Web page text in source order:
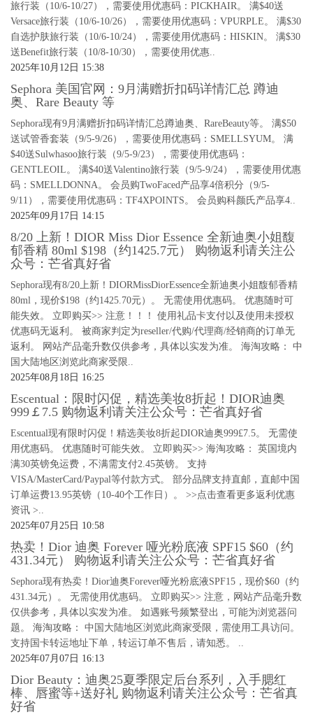
旅行装（10/6-10/27），需要使用优惠码：PICKHAIR。 满$40送
Versace旅行装（10/6-10/26），需要使用优惠码：VPURPLE。 满$30
自选护肤旅行装（10/6-10/24），需要使用优惠码：HISKIN。 满$30
送Benefit旅行装（10/8-10/30），需要使用优惠..
2025年10月12日 15:38
Sephora 美国官网：9月满赠折扣码详情汇总 蹲迪
奥、Rare Beauty 等
Sephora现有9月满赠折扣码详情汇总蹲迪奥、RareBeauty等。 满$50
送试管香套装（9/5-9/26），需要使用优惠码：SMELLSYUM。 满
$40送Sulwhasoo旅行装（9/5-9/23），需要使用优惠码：
GENTLEOIL。 满$40送Valentino旅行装（9/5-9/24），需要使用优惠
码：SMELLDONNA。 会员购TwoFaced产品享4倍积分（9/5-
9/11），需要使用优惠码：TF4XPOINTS。 会员购科颜氏产品享4..
2025年09月17日 14:15
8/20 上新！DIOR Miss Dior Essence 全新迪奥小姐馥
郁香精 80ml $198（约1425.7元） 购物返利请关注公
众号：芒省真好省
Sephora现有8/20上新！DIORMissDiorEssence全新迪奥小姐馥郁香精
80ml，现价$198（约1425.70元）。 无需使用优惠码。 优惠随时可
能失效。 立即购买>> 注意！！！ 使用礼品卡支付以及使用未授权
优惠码无返利。 被商家判定为reseller/代购/代理商/经销商的订单无
返利。 网站产品毫升数仅供参考，具体以实发为准。 海淘攻略： 中
国大陆地区浏览此商家受限..
2025年08月18日 16:25
Escentual：限时闪促，精选美妆8折起！DIOR迪奥
999￡7.5 购物返利请关注公众号：芒省真好省
Escentual现有限时闪促！精选美妆8折起DIOR迪奥999£7.5。 无需使
用优惠码。 优惠随时可能失效。 立即购买>> 海淘攻略： 英国境内
满30英镑免运费，不满需支付2.45英镑。 支持
VISA/MasterCard/Paypal等付款方式。 部分品牌支持直邮，直邮中国
订单运费13.95英镑（10-40个工作日）。 >>点击查看更多返利优惠
资讯 >..
2025年07月25日 10:58
热卖！Dior 迪奥 Forever 哑光粉底液 SPF15 $60（约
431.34元） 购物返利请关注公众号：芒省真好省
Sephora现有热卖！Dior迪奥Forever哑光粉底液SPF15，现价$60（约
431.34元）。 无需使用优惠码。 立即购买>> 注意，网站产品毫升数
仅供参考，具体以实发为准。 如遇账号频繁登出，可能为浏览器问
题。 海淘攻略： 中国大陆地区浏览此商家受限，需使用工具访问。
支持国卡转运地址下单，转运订单不售后，请知悉。 ..
2025年07月07日 16:13
Dior Beauty：迪奥25夏季限定后台系列，入手腮红
棒、唇蜜等+送好礼 购物返利请关注公众号：芒省真
好省